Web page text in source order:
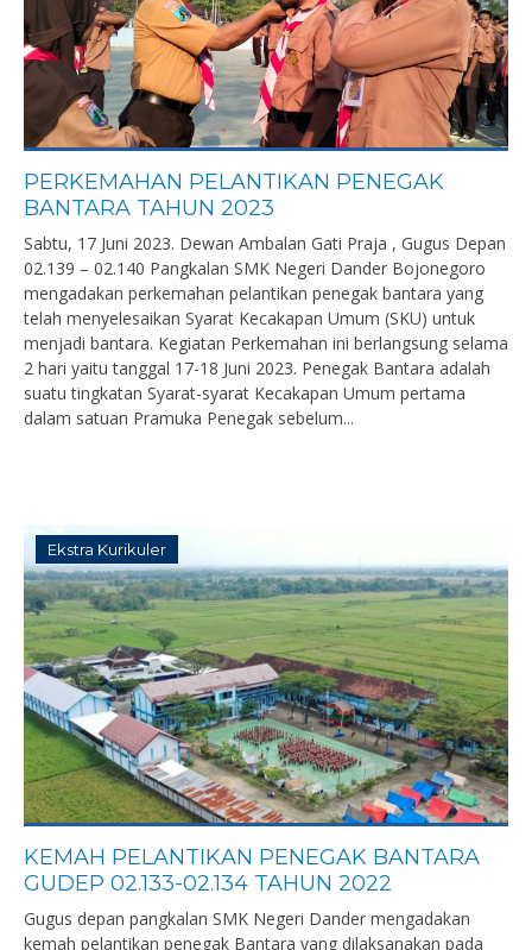
PERKEMAHAN PELANTIKAN PENEGAK
BANTARA TAHUN 2023
Sabtu, 17 Juni 2023. Dewan Ambalan Gati Praja , Gugus Depan
02.139 – 02.140 Pangkalan SMK Negeri Dander Bojonegoro
mengadakan perkemahan pelantikan penegak bantara yang
telah menyelesaikan Syarat Kecakapan Umum (SKU) untuk
menjadi bantara. Kegiatan Perkemahan ini berlangsung selama
2 hari yaitu tanggal 17-18 Juni 2023. Penegak Bantara adalah
suatu tingkatan Syarat-syarat Kecakapan Umum pertama
dalam satuan Pramuka Penegak sebelum...
Ekstra Kurikuler
KEMAH PELANTIKAN PENEGAK BANTARA
GUDEP 02.133-02.134 TAHUN 2022
Gugus depan pangkalan SMK Negeri Dander mengadakan
kemah pelantikan penegak Bantara yang dilaksanakan pada